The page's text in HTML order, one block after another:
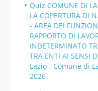
Quiz COMUNE DI
LA COPERTURA DI
- AREA DEI
RAPPORTO DI
INDETERMINATO
TRA ENTI AI SENSI
Lazio - Comune di
2026